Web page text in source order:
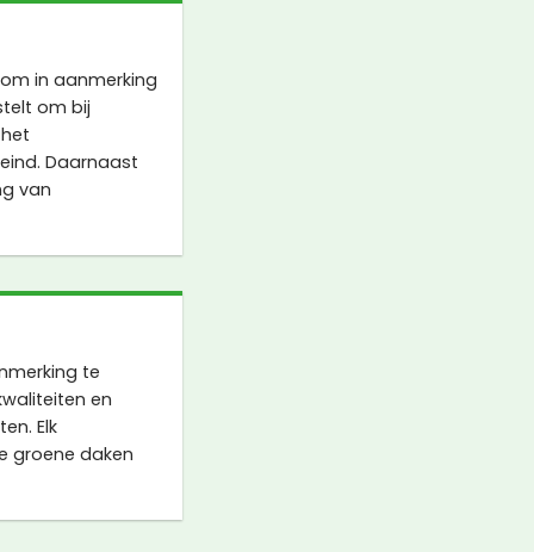
in aanmerking
om bij
Daarnaast
van
te
en
Elk
groene daken